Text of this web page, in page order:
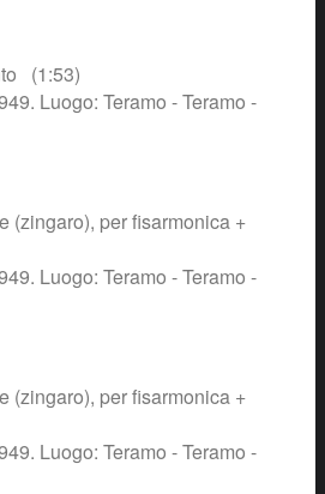
(1:53)
Luogo: Teramo - Teramo -
(zingaro), per fisarmonica +
Luogo: Teramo - Teramo -
(zingaro), per fisarmonica +
Luogo: Teramo - Teramo -